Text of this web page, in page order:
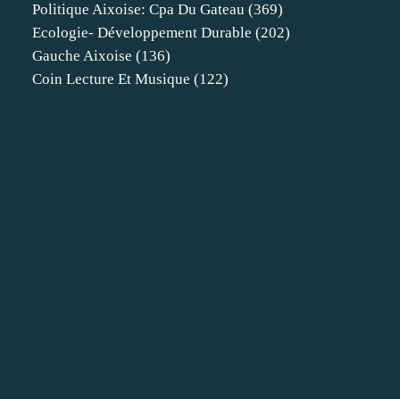
Politique Aixoise: Cpa Du Gateau (369)
Ecologie- Développement Durable (202)
Gauche Aixoise (136)
Coin Lecture Et Musique (122)